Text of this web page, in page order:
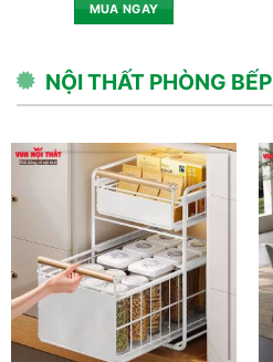
MUA NGAY
NỘI THẤT PHÒNG BẾP